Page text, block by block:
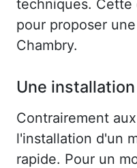
techniques. Cette
pour proposer
Chambry.
Une
Contrairement
l'installation d'un
rapide. Pour un